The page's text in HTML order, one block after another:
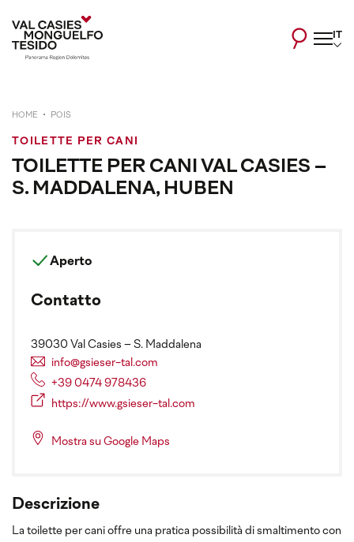
IT
HOME POIS
TOILETTE PER CANI
TOILETTE PER CANI VAL CASIES –
S. MADDALENA, HUBEN
Descrizione
La toilette per cani offre una pratica possibilità di smaltimento con
Aperto
Contatto
39030 Val Casies – S. Maddalena
info@gsieser-tal.com
+39 0474 978436
https://www.gsieser-tal.com
Mostra su Google Maps